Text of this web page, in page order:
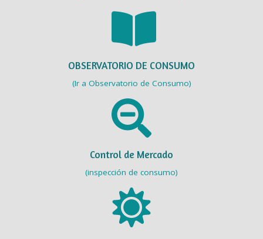
OBSERVATORIO DE CONSUMO
(Ir a Observatorio de Consumo)
Control de Mercado
(inspección de consumo)